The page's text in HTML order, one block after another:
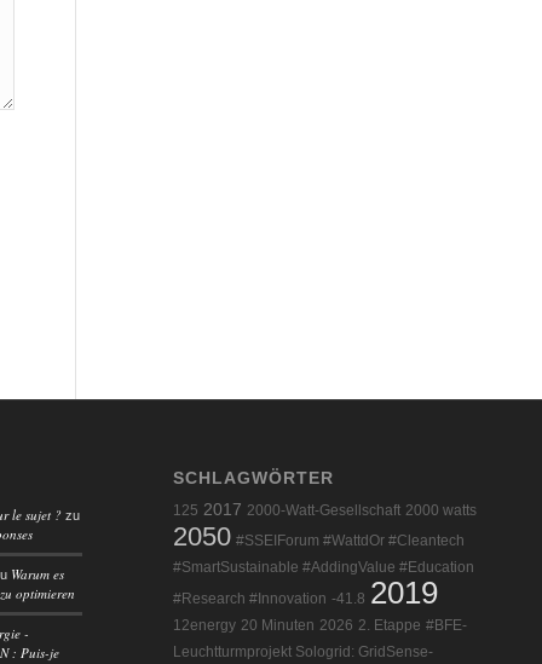
le sujet ? zu
Warum es
optimieren
-
: Puis-je
SCHLAGWÖRTER
125 2017 2000-Watt-Gesellschaft 2000 watts
2050 #SSEIForum #WattdOr #Cleantech
#SmartSustainable #AddingValue #Education
#Research #Innovation -41.8 2019
12energy 20 Minuten 2026 2. Etappe #BFE-
Leuchtturmprojekt Sologrid: GridSense-